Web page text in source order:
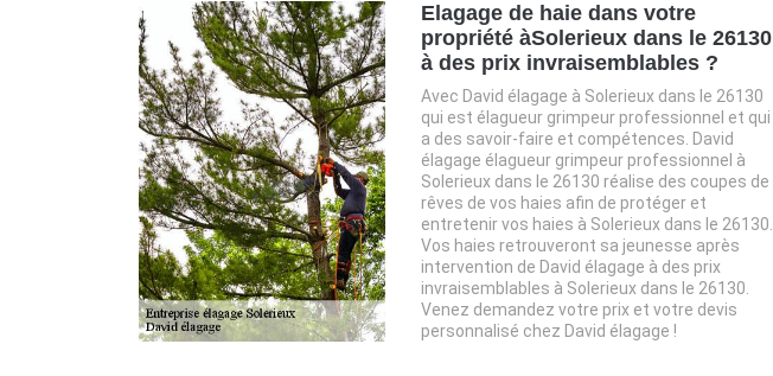
Elagage de haie dans votre
propriété àSolerieux dans le 26130
à des prix invraisemblables ?
Avec David élagage à Solerieux dans le 26130
qui est élagueur grimpeur professionnel et qui
a des savoir-faire et compétences. David
élagage élagueur grimpeur professionnel à
Solerieux dans le 26130 réalise des coupes de
rêves de vos haies afin de protéger et
entretenir vos haies à Solerieux dans le 26130.
Vos haies retrouveront sa jeunesse après
intervention de David élagage à des prix
invraisemblables à Solerieux dans le 26130.
Venez demandez votre prix et votre devis
personnalisé chez David élagage !